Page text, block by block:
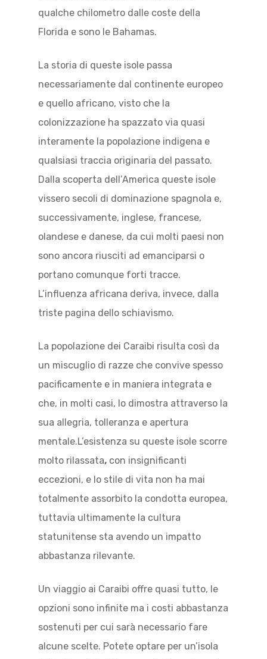
qualche chilometro dalle coste della
Florida e sono le Bahamas.
La storia di queste isole passa
necessariamente dal continente europeo
e quello africano, visto che la
colonizzazione ha spazzato via quasi
interamente la popolazione indigena e
qualsiasi traccia originaria del passato.
Dalla scoperta dell’America queste isole
vissero secoli di dominazione spagnola e,
successivamente, inglese, francese,
olandese e danese, da cui molti paesi non
sono ancora riusciti ad emanciparsi o
portano comunque forti tracce.
L’influenza africana deriva, invece, dalla
triste pagina dello schiavismo.
La popolazione dei Caraibi risulta così da
un miscuglio di razze che convive spesso
pacificamente e in maniera integrata e
che, in molti casi, lo dimostra attraverso la
sua allegria, tolleranza e apertura
mentale.L’esistenza su queste isole scorre
molto rilassata, con insignificanti
eccezioni, e lo stile di vita non ha mai
totalmente assorbito la condotta europea,
tuttavia ultimamente la cultura
statunitense sta avendo un impatto
abbastanza rilevante.
Un viaggio ai Caraibi offre quasi tutto, le
opzioni sono infinite ma i costi abbastanza
sostenuti per cui sarà necessario fare
alcune scelte. Potete optare per un’isola